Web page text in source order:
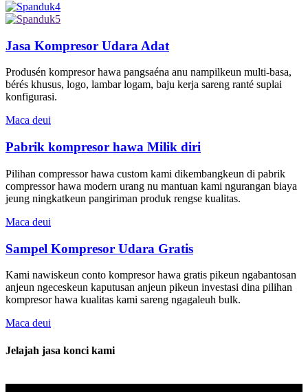
Jasa Kompresor Udara Adat
Produsén kompresor hawa pangsaéna anu nampilkeun multi-basa,
bérés khusus, logo, lambar logam, baju kerja sareng ranté suplai
konfigurasi.
Maca deui
Pabrik kompresor hawa Milik diri
Pilihan compressor hawa custom kami dikembangkeun di pabrik
compressor hawa modern urang nu mantuan kami ngurangan biaya
jeung ningkatkeun pangiriman produk rengse kualitas.
Maca deui
Sampel Kompresor Udara Gratis
Kami nawiskeun conto kompresor hawa gratis pikeun ngabantosan
anjeun ngeceskeun kaputusan anjeun pikeun investasi dina pilihan
kompresor hawa kualitas kami sareng ngagaleuh bulk.
Maca deui
Jelajah jasa konci kami